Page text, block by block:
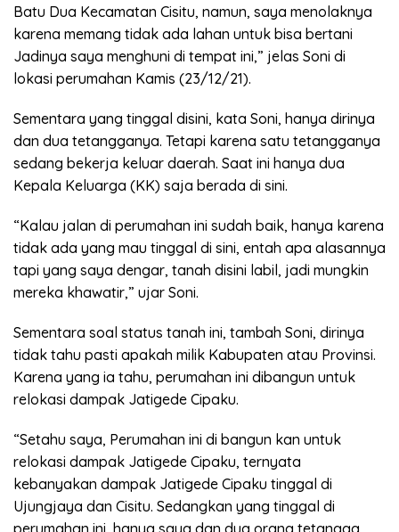
Batu Dua Kecamatan Cisitu, namun, saya menolaknya
karena memang tidak ada lahan untuk bisa bertani
Jadinya saya menghuni di tempat ini,” jelas Soni di
lokasi perumahan Kamis (23/12/21).
Sementara yang tinggal disini, kata Soni, hanya dirinya
dan dua tetangganya. Tetapi karena satu tetangganya
sedang bekerja keluar daerah. Saat ini hanya dua
Kepala Keluarga (KK) saja berada di sini.
“Kalau jalan di perumahan ini sudah baik, hanya karena
tidak ada yang mau tinggal di sini, entah apa alasannya
tapi yang saya dengar, tanah disini labil, jadi mungkin
mereka khawatir,” ujar Soni.
Sementara soal status tanah ini, tambah Soni, dirinya
tidak tahu pasti apakah milik Kabupaten atau Provinsi.
Karena yang ia tahu, perumahan ini dibangun untuk
relokasi dampak Jatigede Cipaku.
“Setahu saya, Perumahan ini di bangun kan untuk
relokasi dampak Jatigede Cipaku, ternyata
kebanyakan dampak Jatigede Cipaku tinggal di
Ujungjaya dan Cisitu. Sedangkan yang tinggal di